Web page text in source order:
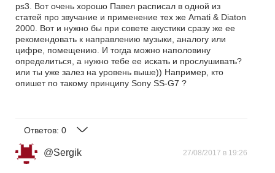
ps3. Вот очень хорошо Павел расписал в одной из
статей про звучание и применение тех же Amati & Diaton
2000. Вот и нужно бы при совете акустики сразу же ее
рекомендовать к направлению музыки, аналогу или
цифре, помещению. И тогда можно наполовину
определиться, а нужно тебе ее искать и прослушивать?
или ты уже залез на уровень выше)) Например, кто
опишет по такому принципу Sony SS-G7 ?
Ответов: 0
@Sergik 27/08/2017 в 19:26